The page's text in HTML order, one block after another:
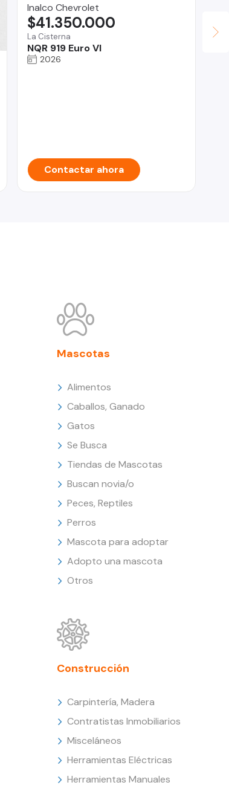
Inalco Chevrolet
La Cisterna
NQR 919 Euro VI
$41.350.000
2026
Contactar ahora
Mascotas
Alimentos
Caballos, Ganado
Gatos
Se Busca
Tiendas de Mascotas
Buscan novia/o
Peces, Reptiles
Perros
Mascota para adoptar
Adopto una mascota
Otros
Construcción
Carpintería, Madera
Contratistas Inmobiliarios
Misceláneos
Herramientas Eléctricas
Herramientas Manuales